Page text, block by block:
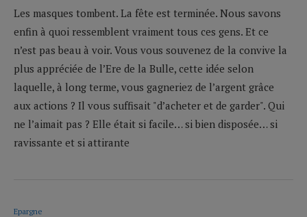
Les masques tombent. La fête est terminée. Nous savons
enfin à quoi ressemblent vraiment tous ces gens. Et ce
n’est pas beau à voir. Vous vous souvenez de la convive la
plus appréciée de l’Ere de la Bulle, cette idée selon
laquelle, à long terme, vous gagneriez de l’argent grâce
aux actions ? Il vous suffisait "d’acheter et de garder". Qui
ne l’aimait pas ? Elle était si facile… si bien disposée… si
ravissante et si attirante
Epargne